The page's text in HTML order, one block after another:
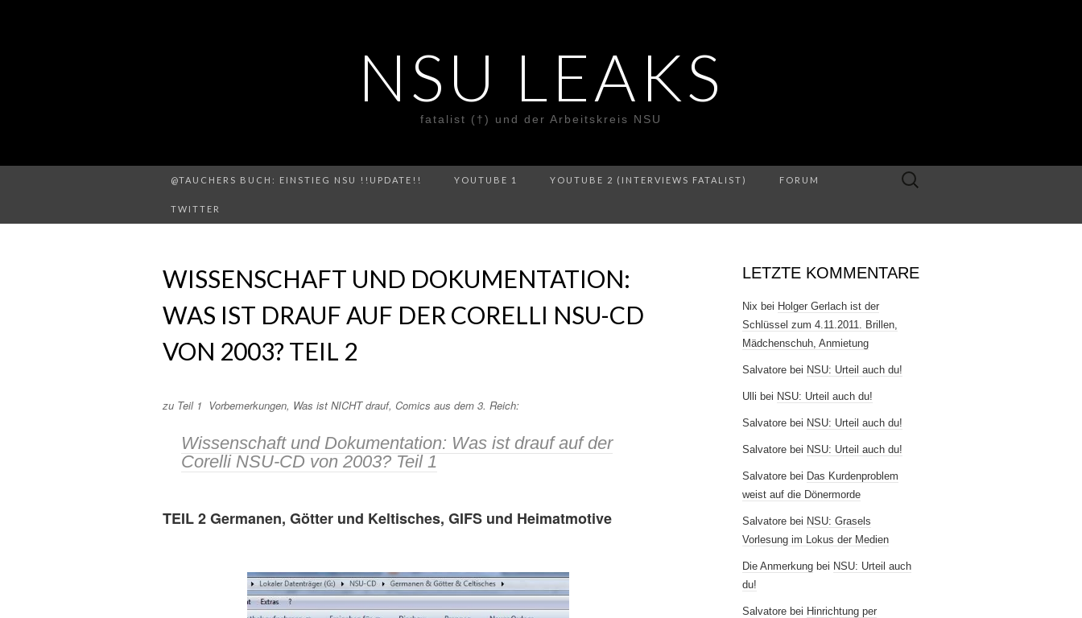
NSU LEAKS
fatalist (†) und der Arbeitskreis NSU
@TAUCHERS BUCH: EINSTIEG NSU !!UPDATE!! YOUTUBE 1 YOUTUBE 2 (INTERVIEWS FATALIST) FORUM
TWITTER
Suche
WISSENSCHAFT UND DOKUMENTATION:
WAS IST DRAUF AUF DER CORELLI NSU-CD
VON 2003? TEIL 2
zu Teil 1 Vorbemerkungen, Was ist NICHT drauf, Comics aus dem 3. Reich:
Wissenschaft und Dokumentation: Was ist drauf auf der
Corelli NSU-CD von 2003? Teil 1
TEIL 2 Germanen, Götter und Keltisches, GIFS und Heimatmotive
LETZTE KOMMENTARE
Nix bei Holger Gerlach ist der
Schlüssel zum 4.11.2011. Brillen,
Mädchenschuh, Anmietung
Salvatore bei NSU: Urteil auch du!
Ulli bei NSU: Urteil auch du!
Salvatore bei NSU: Urteil auch du!
Salvatore bei NSU: Urteil auch du!
Salvatore bei Das Kurdenproblem
weist auf die Dönermorde
Salvatore bei NSU: Grasels
Vorlesung im Lokus der Medien
Die Anmerkung bei NSU: Urteil auch
du!
Salvatore bei Hinrichtung per